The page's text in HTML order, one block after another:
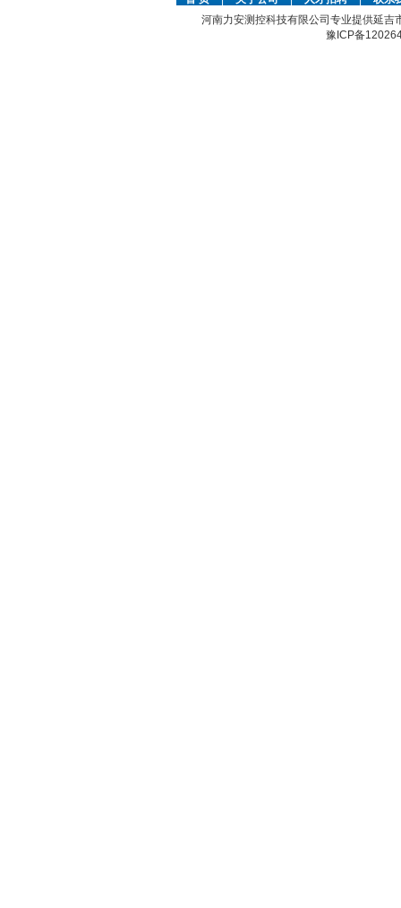
河南力安测控科技有限公司专业提供延吉
豫ICP备